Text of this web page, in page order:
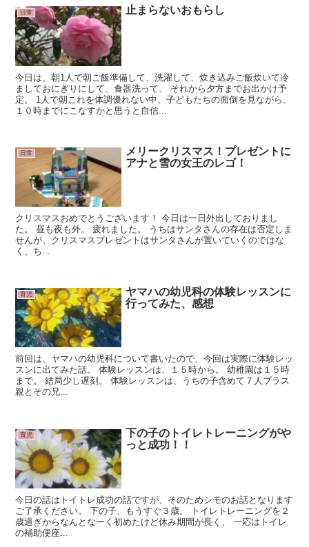
日常 止まらないおもらし
今日は、朝1人で朝ご飯準備して、洗濯して、炊き込みご飯炊いて冷
ましておにぎりにして、食器洗って、 それから夕方までお出かけ予
定。 1人で朝これを体調優れない中、子どもたちの面倒を見ながら、
１０時までにこなすかと思うと自信...
日常
メリークリスマス！プレゼントに
アナと雪の女王のレゴ！
クリスマスおめでとうございます！ 今日は一日外出しておりまし
た。 昼も夜も外。 疲れました。 うちはサンタさんの存在は否定しま
せんが、クリスマスプレゼントはサンタさんが置いていくのではな
く、ち...
育児
ヤマハの幼児科の体験レッスンに
行ってみた、感想
前回は、ヤマハの幼児科について書いたので、今回は実際に体験レッ
スンに出てみた話。 体験レッスンは、１５時から。 幼稚園は１５時
まで。 結局少し遅刻。 体験レッスンは、うちの子含めて７人プラス
親とその兄...
育児
下の子のトイレトレーニングがや
っと成功！！
今日の話はトイトレ成功の話ですが、そのためシモのお話となります
ご了承ください。 下の子、もうすぐ３歳。 トイレトレーニングを２
歳過ぎからなんとなーく初めたけど休み期間が長く、 一応はトイレ
の補助便座...